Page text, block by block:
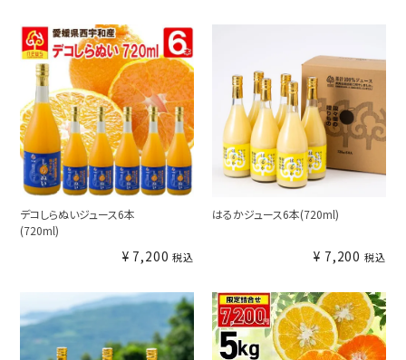
デコしらぬいジュース6本
(720ml)
¥ 7,200 税込
はるかジュース6本(720ml)
¥ 7,200 税込